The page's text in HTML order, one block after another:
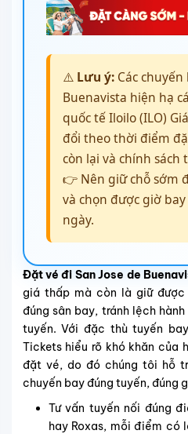
⚠️ Lưu ý:Các chuyến
Buenavista hiện hạ
quốc tế Iloilo(ILO)
đổi theo thời điểm
còn lại và chính sách
👉 Nên giữ chỗ sớm
và chọn được giờ
ngày.
Đặt vé đi San Jose de
giá thấp mà còn là giữ
đúng sân bay, tránh lệch
tuyến. Với đặc thù tuyến
Tickets hiểu rõ khó khăn của
đặt vé, do đó chúng tôi hỗ
chuyến bay đúng tuyến, đúng
Tư vấn tuyến nối đúng
hay Roxas, mỗi điểm có